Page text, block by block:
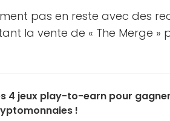
pas en reste avec des
la vente de « The Merge »
4 jeux play-to-earn pour
!